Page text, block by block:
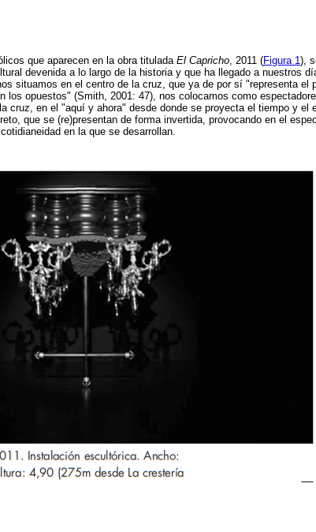
que aparecen en la obra titulada El Capricho , 2011 (Figura 1),
devenida a lo largo de la historia y que ha llegado a nuestros
situamos en el centro de la cruz, que ya de por sí "representa el
los opuestos" (Smith, 2001: 47), nos colocamos como
cruz, en el "aquí y ahora" desde donde se proyecta el tiempo y el
que se (re)presentan de forma invertida, provocando en el
en la que se desarrollan.